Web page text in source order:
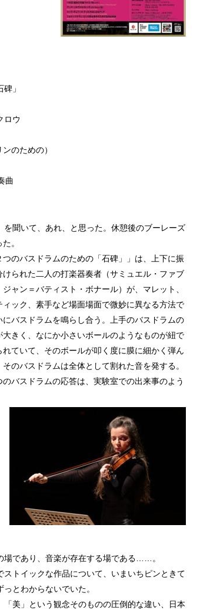
」
ロウ
のための）
曲
聞いて、あれ、と思った。休憩後のブーレーズ
。
つのバスドラムのための「石碑」」は、上下に振
けられた二人の打楽器奏者（サミュエル・ファブ
ジャン＝バティスト・ボナール）が、マレット、
ィック、素手など場面場面で微妙に異なる方法で
にバスドラムを鳴らし合う。上手のバスドラムの
大きく、なにか小さいボールのようなものが紐で
れていて、そのボールが叩く度に膜に細かく弾ん
そのバスドラムは全体として割れた音を発する。
のバスドラムの応答は、実験室での出来事のよう
場であり、音楽が存在する場である……。
トイックな作品について、いまいちピンときて
とわからないでいた。
美」という観念そのものの圧倒的な違い、日本